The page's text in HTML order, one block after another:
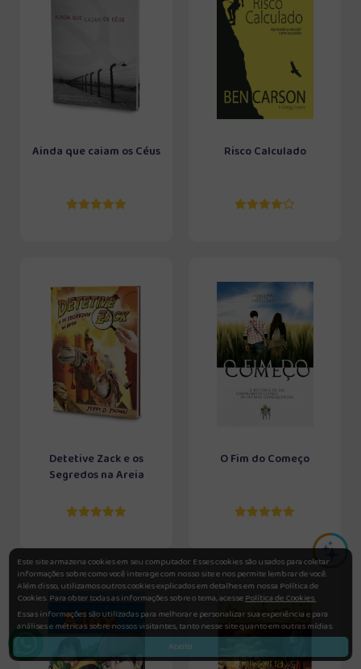
Ainda que caiam os Céus Risco Calculado
Detetive Zack e os
Segredos na Areia
O Fim do Começo
Este site armazena cookies em seu computador. Esses cookies são usados para coletar
informações sobre como você interage com nosso site e nos permite lembrar de você.
Além disso, utilizamos outros cookies explicados em detalhes em nossa Política de
Cookies. Para obter todas as informações sobre o tema, acessePolítica de Cookies.
Essas informações são utilizadas para melhorar e personalizar sua experiência e para
análises e métricas sobre nossos visitantes, tanto nesse site quanto em outras mídias.
Aceito